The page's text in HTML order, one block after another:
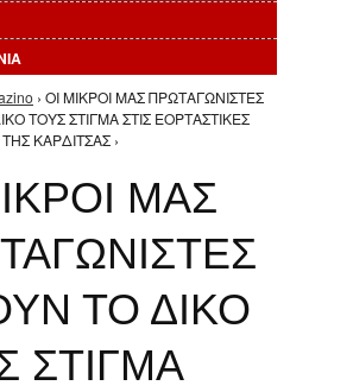
› OI ΜΙΚΡΟΙ ΜΑΣ ΠΡΩΤΑΓΩΝΙΣΤΕΣ
ΤΟΥΣ ΣΤΙΓΜΑ ΣΤΙΣ ΕΟΡΤΑΣΤΙΚΕΣ
ΚΑΡΔΙΤΣΑΣ ›
ΜΑΣ
ΤΟ ΔΙΚΟ
ΣΤΙΓΜΑ